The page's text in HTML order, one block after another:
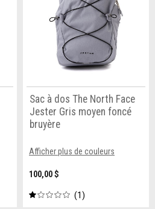
Sac à dos The North Face
Jester Gris moyen foncé
bruyère
Afficher plus de couleurs
100,00 $
1